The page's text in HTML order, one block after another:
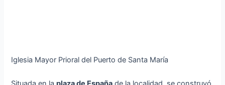
Iglesia Mayor Prioral del Puerto de Santa María